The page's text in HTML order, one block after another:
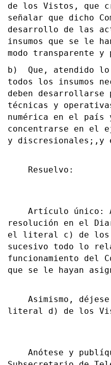
de los Vistos, que
señalar que dicho
desarrollo de las
insumos que se le
modo transparente
b) Que, atendido lo
todos los insumos
deben
técnicas y
numérica en el país
concentrarse en el
y discresionales;,y
Resuelvo:
Artículo único: A
resolución en el
el literal c) de los
sucesivo todo lo
funcionamiento del
que se le hayan
Asimismo,
literal d) de los
Anótese y